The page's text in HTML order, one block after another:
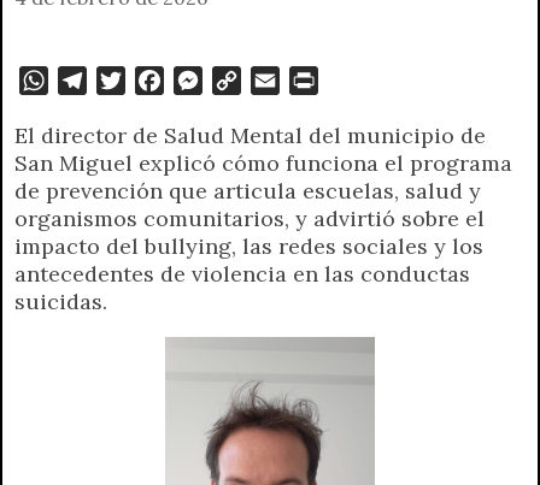
W
a
t
s
A
p
p
l
e
g
r
a
m
i
t
t
e
r
c
e
b
o
o
k
M
s
s
e
n
g
e
p
y
L
i
n
k
a
l
i
n
t
F
r
n
y
El director de Salud Mental del municipio de
San Miguel explicó cómo funciona el programa
de prevención que articula escuelas, salud y
organismos comunitarios, y advirtió sobre el
impacto del bullying, las redes sociales y los
antecedentes de violencia en las conductas
suicidas.